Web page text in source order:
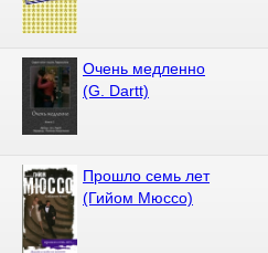
Очень медленно
(G. Dartt)
Прошло семь лет
(Гийом Мюссо)